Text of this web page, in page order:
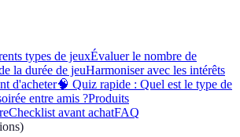
types de jeuxÉvaluer le nombre de
la durée de jeuHarmoniser avec les intérêts
d'acheter🧠 Quiz rapide : Quel est le type de
entre amis ?Produits
Checklist avant achatFAQ
)